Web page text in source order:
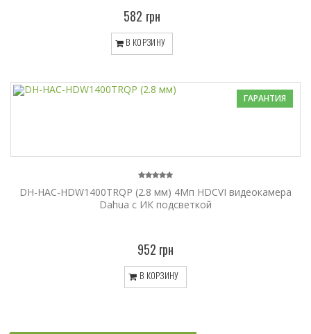
582 грн
В КОРЗИНУ
ГАРАНТИЯ
DH-HAC-HDW1400TRQP (2.8 мм) 4Mп HDCVI видеокамера
Dahua c ИК подсветкой
952 грн
В КОРЗИНУ